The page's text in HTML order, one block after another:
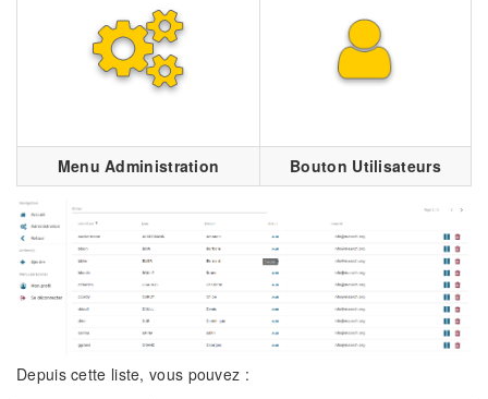
Menu Administration Bouton Utilisateurs
Depuis cette liste, vous pouvez :